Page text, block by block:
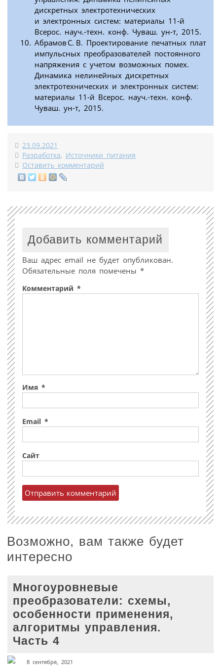
дискретных электротехнических
и электронных систем: материалы 11‑й
Всерос. науч.-техн. конф. Чуваш. ун-т, 2015.
Абрамов С. В. Проектирование печатных плат
импульсных преобразователей постоянного
напряжения с учетом возможных помех.
Динамика нелинейных дискретных
электротехнических и электронных систем:
материалы 11‑й Всерос. науч.-техн. конф.
Чуваш. ун-т, 2015.
23.09.2021
Разработка, Источники питания
Оставить комментарий
Добавить комментарий
Ваш адрес email не будет опубликован.
Обязательные поля помечены *
Комментарий *
Имя *
Email *
Сайт
Возможно, вам также будет
интересно
Многоуровневые
преобразователи: схемы,
особенности применения,
алгоритмы управления.
Часть 4
8 сентября, 2021